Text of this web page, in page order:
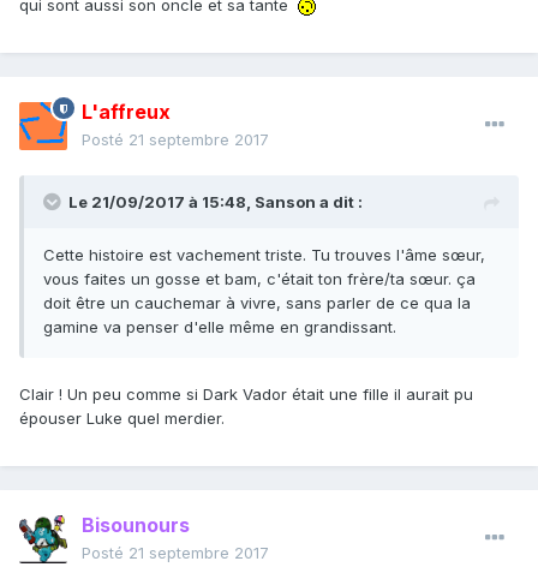
qui sont aussi son oncle et sa tante
L'affreux
Posté 21 septembre 2017
Le 21/09/2017 à 15:48, Sanson a dit :
Cette histoire est vachement triste. Tu trouves l'âme sœur,
vous faites un gosse et bam, c'était ton frère/ta sœur. ça
doit être un cauchemar à vivre, sans parler de ce qua la
gamine va penser d'elle même en grandissant.
Clair ! Un peu comme si Dark Vador était une fille il aurait pu
épouser Luke quel merdier.
Bisounours
Posté 21 septembre 2017